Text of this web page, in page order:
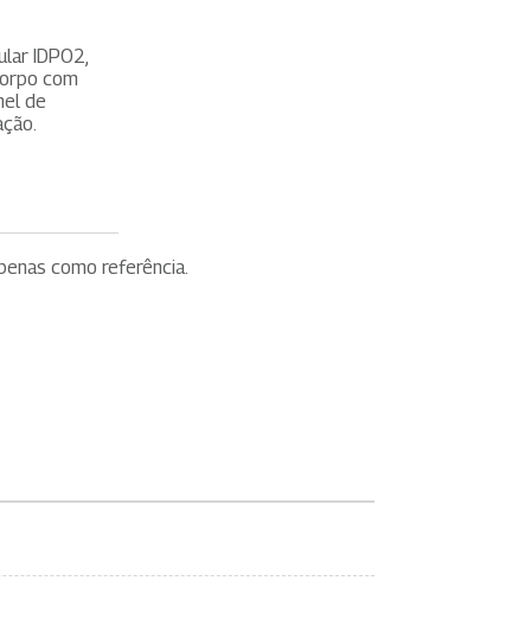
IDPO2,
com
de
como referência.